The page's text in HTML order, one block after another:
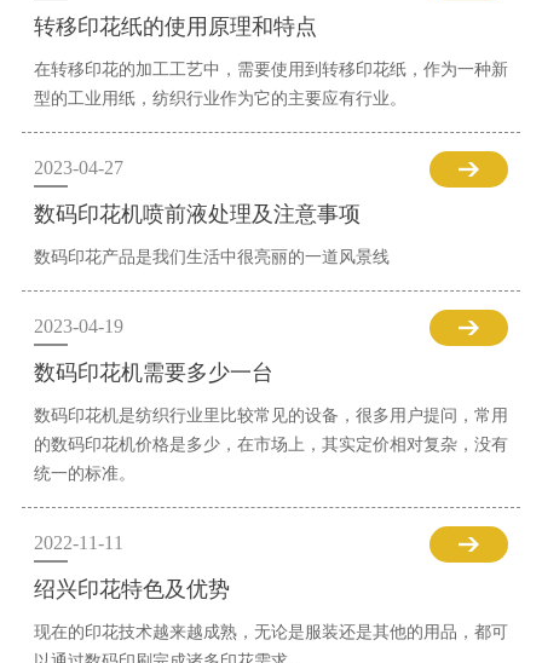
转移印花纸的使用原理和特点
在转移印花的加工工艺中，需要使用到转移印花纸，作为一种新
型的工业用纸，纺织行业作为它的主要应有行业。
2023-04-27
数码印花机喷前液处理及注意事项
数码印花产品是我们生活中很亮丽的一道风景线
2023-04-19
数码印花机需要多少一台
数码印花机是纺织行业里比较常见的设备，很多用户提问，常用
的数码印花机价格是多少，在市场上，其实定价相对复杂，没有
统一的标准。
2022-11-11
绍兴印花特色及优势
现在的印花技术越来越成熟，无论是服装还是其他的用品，都可